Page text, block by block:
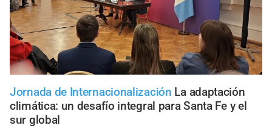
Jornada de Internacionalización La adaptación
climática: un desafío integral para Santa Fe y el
sur global